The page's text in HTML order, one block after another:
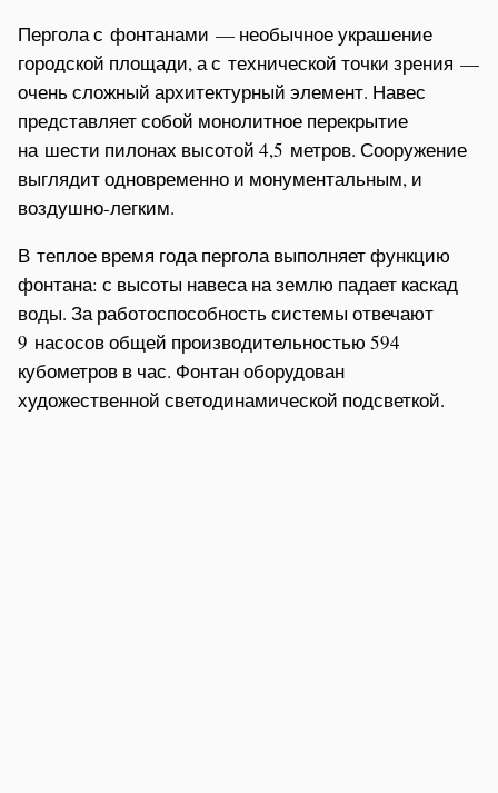
Пергола с фонтанами — необычное украшение
городской площади, а с технической точки зрения —
очень сложный архитектурный элемент. Навес
представляет собой монолитное перекрытие
на шести пилонах высотой 4,5 метров. Сооружение
выглядит одновременно и монументальным, и
воздушно-легким.
В теплое время года пергола выполняет функцию
фонтана: с высоты навеса на землю падает каскад
воды. За работоспособность системы отвечают
9 насосов общей производительностью 594
кубометров в час. Фонтан оборудован
художественной светодинамической подсветкой.